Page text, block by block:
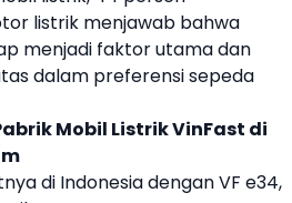
listrik menjawab bahwa
menjadi faktor utama dan
dalam preferensi sepeda
Mobil Listrik VinFast di
di Indonesia denganVF e34,